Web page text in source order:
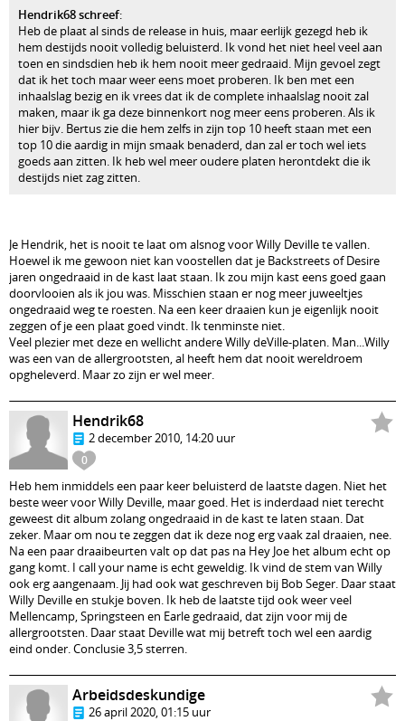
Hendrik68 schreef:
Heb de plaat al sinds de release in huis, maar eerlijk gezegd heb ik
hem destijds nooit volledig beluisterd. Ik vond het niet heel veel aan
toen en sindsdien heb ik hem nooit meer gedraaid. Mijn gevoel zegt
dat ik het toch maar weer eens moet proberen. Ik ben met een
inhaalslag bezig en ik vrees dat ik de complete inhaalslag nooit zal
maken, maar ik ga deze binnenkort nog meer eens proberen. Als ik
hier bijv. Bertus zie die hem zelfs in zijn top 10 heeft staan met een
top 10 die aardig in mijn smaak benaderd, dan zal er toch wel iets
goeds aan zitten. Ik heb wel meer oudere platen herontdekt die ik
destijds niet zag zitten.
Je Hendrik, het is nooit te laat om alsnog voor Willy Deville te vallen.
Hoewel ik me gewoon niet kan voostellen dat je Backstreets of Desire
jaren ongedraaid in de kast laat staan. Ik zou mijn kast eens goed gaan
doorvlooien als ik jou was. Misschien staan er nog meer juweeltjes
ongedraaid weg te roesten. Na een keer draaien kun je eigenlijk nooit
zeggen of je een plaat goed vindt. Ik tenminste niet.
Veel plezier met deze en wellicht andere Willy deVille-platen. Man...Willy
was een van de allergrootsten, al heeft hem dat nooit wereldroem
opgheleverd. Maar zo zijn er wel meer.
0
Hendrik68
2 december 2010, 14:20 uur
Heb hem inmiddels een paar keer beluisterd de laatste dagen. Niet het
beste weer voor Willy Deville, maar goed. Het is inderdaad niet terecht
geweest dit album zolang ongedraaid in de kast te laten staan. Dat
zeker. Maar om nou te zeggen dat ik deze nog erg vaak zal draaien, nee.
Na een paar draaibeurten valt op dat pas na Hey Joe het album echt op
gang komt. I call your name is echt geweldig. Ik vind de stem van Willy
ook erg aangenaam. Jij had ook wat geschreven bij Bob Seger. Daar staat
Willy Deville en stukje boven. Ik heb de laatste tijd ook weer veel
Mellencamp, Springsteen en Earle gedraaid, dat zijn voor mij de
allergrootsten. Daar staat Deville wat mij betreft toch wel een aardig
eind onder. Conclusie 3,5 sterren.
Arbeidsdeskundige
26 april 2020, 01:15 uur